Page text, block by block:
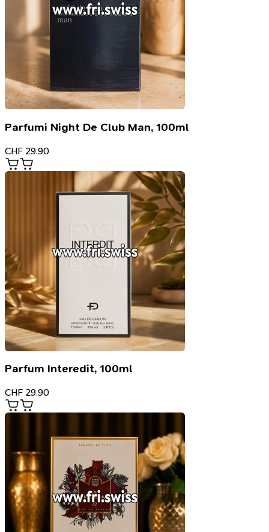
Parfumi Night De Club Man, 100ml
CHF 29.90
Parfum Interedit, 100ml
CHF 29.90